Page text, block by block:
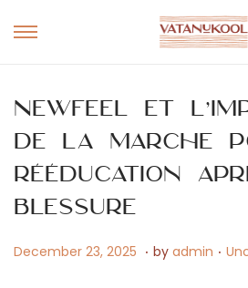
S
p
t
o
v
S
p
t
o
n
Newfeel et
de la marche
rééducation
blessure
P
December 23, 2025 M. by admin . P